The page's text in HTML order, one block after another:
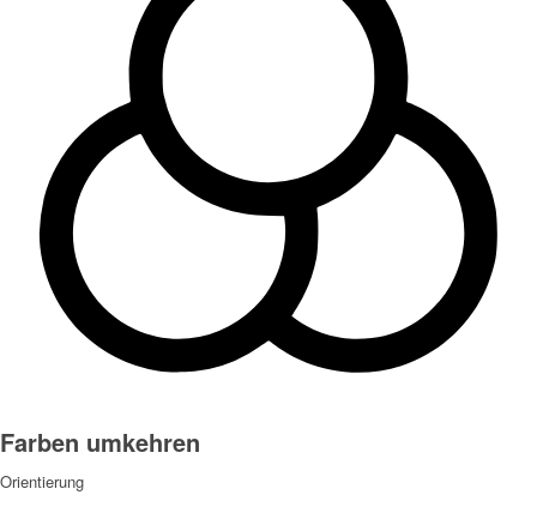
Farben umkehren
Orientierung